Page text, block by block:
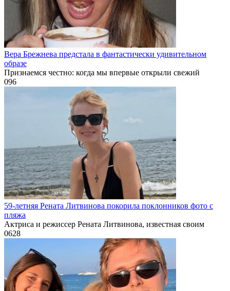
Вера Брежнева предстала в фантастически удивительном
образе
Признаемся честно: когда мы впервые открыли свежий
096
59-летняя Рената Литвинова покорила поклонников фото с
пляжа
Актриса и режиссер Рената Литвинова, известная своим
0628